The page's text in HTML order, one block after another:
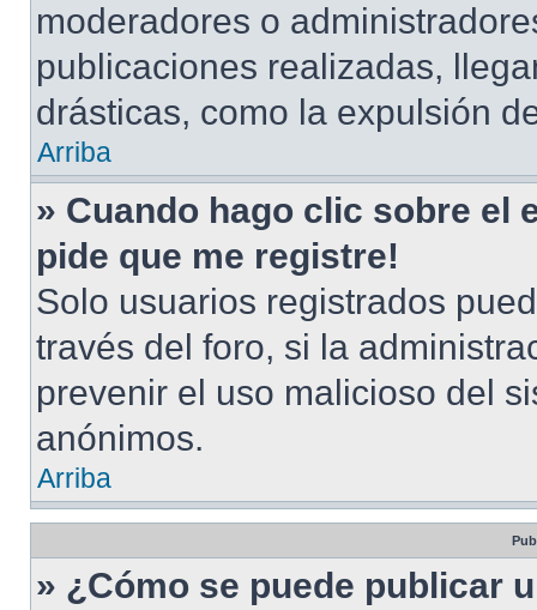
moderadores o
publicaciones realizadas,
drásticas, como la expulsión
Arriba
» Cuando hago clic sobre el
pide que me registre!
Solo usuarios registrados
través del foro, si la
prevenir el uso malicioso del
anónimos.
Arriba
» ¿Cómo se puede publicar